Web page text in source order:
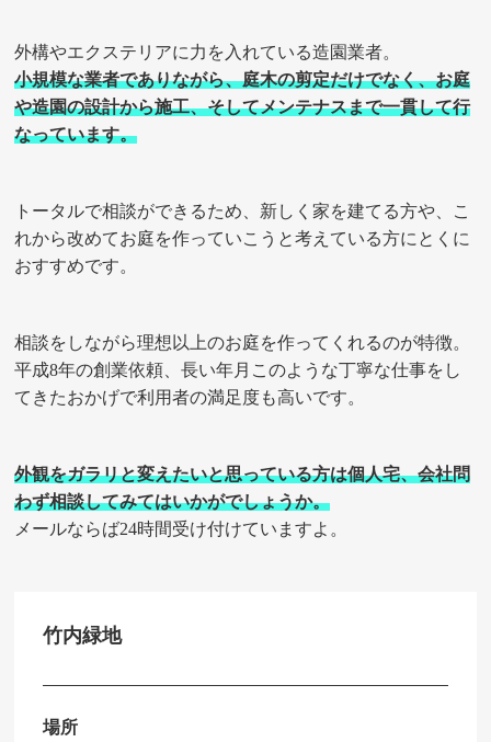
外構やエクステリアに力を入れている造園業者。
小規模な業者でありながら、庭木の剪定だけでなく、お庭
や造園の設計から施工、そしてメンテナスまで一貫して行
なっています。
トータルで相談ができるため、新しく家を建てる方や、こ
れから改めてお庭を作っていこうと考えている方にとくに
おすすめです。
相談をしながら理想以上のお庭を作ってくれるのが特徴。
平成8年の創業依頼、長い年月このような丁寧な仕事をし
てきたおかげで利用者の満足度も高いです。
外観をガラリと変えたいと思っている方は個人宅、会社問
わず相談してみてはいかがでしょうか。
メールならば24時間受け付けていますよ。
竹内緑地
場所